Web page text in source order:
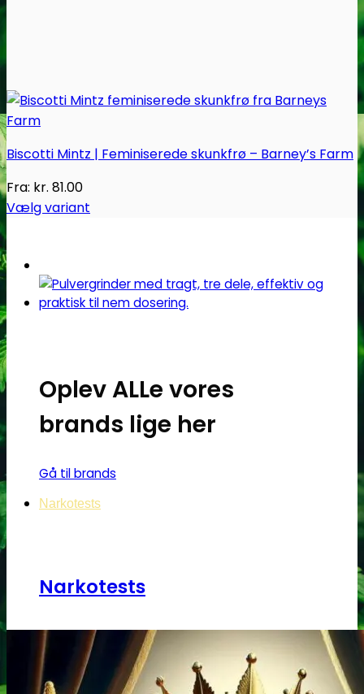
Oplev ALLe vores
brands lige her
Gå til brands
Narkotests
Narkotests
Kokain Tests
Biscotti Mintz | Feminiserede skunkfrø – Barney’s Farm
Fra: kr. 81.00
Vælg variant
vare
har
varianter.
Mulighederne
kan
vælges
på